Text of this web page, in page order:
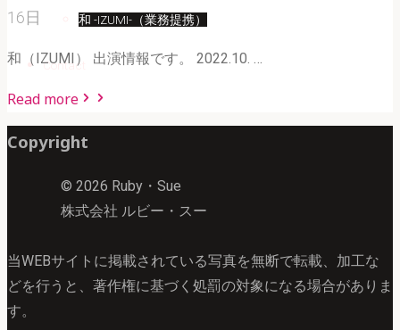
和 -IZUMI-（業務提携）
Contact
16日
和（IZUMI） 出演情報です。 2022.10. …
Read more
（IZUMI）
ス
リ
ラ
イ
Copyright
© 2026 Ruby・Sue
株式会社 ルビー・スー
当WEBサイトに掲載されている写真を無断で転載、加工な
どを行うと、著作権に基づく処罰の対象になる場合がありま
す。